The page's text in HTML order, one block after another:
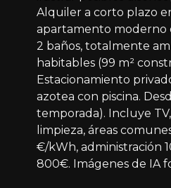
Alquiler a corto plazo
apartamento moderno
2 baños, totalmente
habitables (99 m²
Estacionamiento
azotea con piscina.
temporada). Incluye
limpieza, áreas
€/kWh, administración
800€. Imágenes de IA